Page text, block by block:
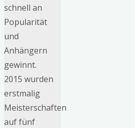
schnell an
Popularität
und
Anhängern
gewinnt.
2015 wurden
erstmalig
Meisterschaften
auf fünf